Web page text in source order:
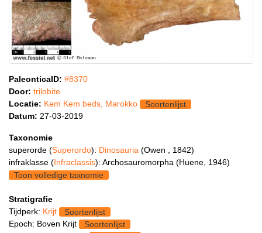
PaleonticaID: #8370
Door: trilobite
Locatie: Kem Kem beds, Marokko
Soortenlijst
Datum: 27-03-2019
Taxonomie
superorde (Superordo): Dinosauria (Owen , 1842)
infraklasse (Infraclassis): Archosauromorpha (Huene, 1946)
Toon volledige taxnomie
Stratigrafie
Tijdperk: Krijt
Soortenlijst
Epoch: Boven Krijt
Soortenlijst